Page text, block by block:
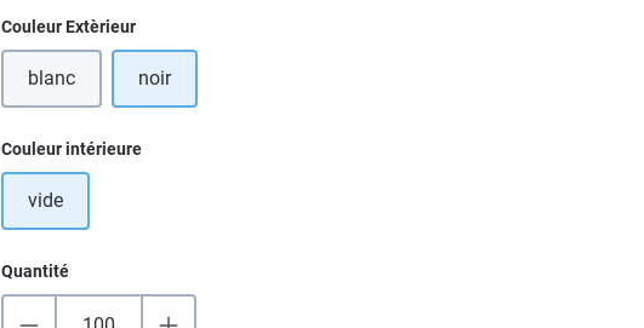
Sélectionnez
Couleur Extèrieur
blanc noir
Sélectionnez
Couleur intérieure
vide
Quantité